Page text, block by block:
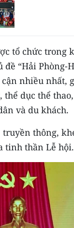
tổ chức trong
“Hải Phòng-
nhiều nhất,
thể dục thể
và du khách.
truyền thông,
tinh thần Lễ